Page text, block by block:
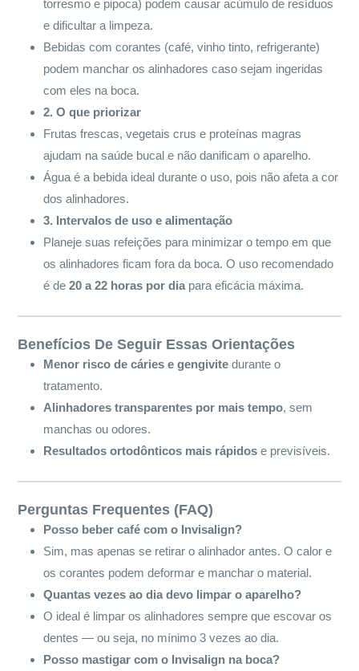
torresmo e pipoca) podem causar acúmulo de resíduos
e dificultar a limpeza.
Bebidas com corantes (café, vinho tinto, refrigerante)
podem manchar os alinhadores caso sejam ingeridas
com eles na boca.
2. O que priorizar
Frutas frescas, vegetais crus e proteínas magras
ajudam na saúde bucal e não danificam o aparelho.
Água é a bebida ideal durante o uso, pois não afeta a cor
dos alinhadores.
3. Intervalos de uso e alimentação
Planeje suas refeições para minimizar o tempo em que
os alinhadores ficam fora da boca. O uso recomendado
é de 20 a 22 horas por dia para eficácia máxima.
Benefícios De Seguir Essas Orientações
Menor risco de cáries e gengivite durante o
tratamento.
Alinhadores transparentes por mais tempo, sem
manchas ou odores.
Resultados ortodônticos mais rápidos e previsíveis.
Perguntas Frequentes (FAQ)
Posso beber café com o Invisalign?
Sim, mas apenas se retirar o alinhador antes. O calor e
os corantes podem deformar e manchar o material.
Quantas vezes ao dia devo limpar o aparelho?
O ideal é limpar os alinhadores sempre que escovar os
dentes — ou seja, no mínimo 3 vezes ao dia.
Posso mastigar com o Invisalign na boca?